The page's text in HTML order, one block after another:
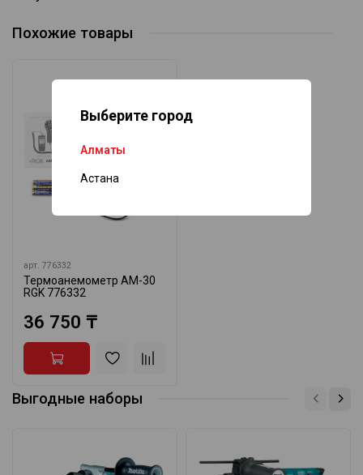
Выберите город
Алматы
Астана
Похожие товары
арт. 776332
Термоанемометр AM-30
RGK 776332
36 750 ₸
Выгодные наборы